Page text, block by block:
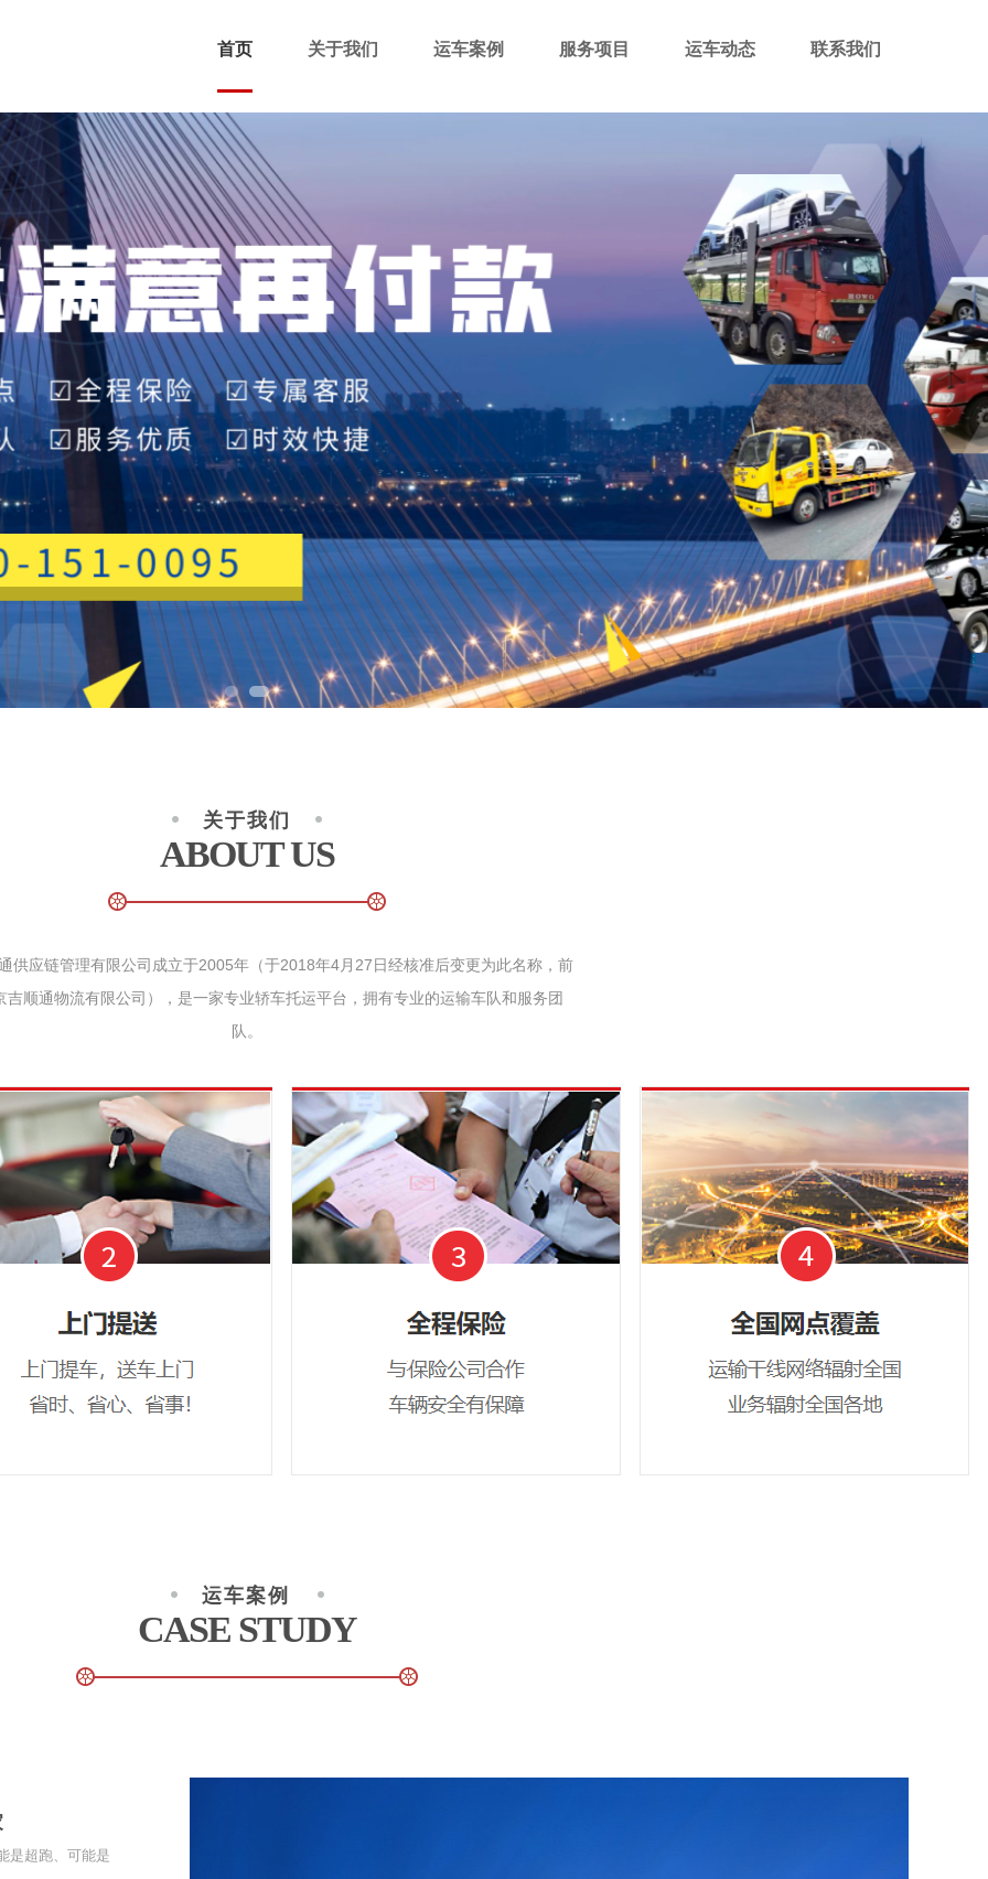
首页 关于我们 运车案例 服务项目 运车动态 联系我们
关于我们
ABOUT US
供应链管理有限公司成立于2005年（于2018年4月27日经核准后变更为此名称，前
吉顺通物流有限公司），是一家专业轿车托运平台，拥有专业的运输车队和服务团
队。
运车案例
CASE STUDY
是超跑、可能是